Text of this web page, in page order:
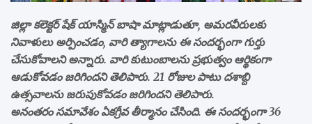
జిల్లా కలెక్టర్ షేక్ యాస్మిన్ బాషా మాట్లాడుతూ, అమరవీరులకు
నివాళులు అర్పించడం, వారి త్యాగాలను ఈ సందర్భంగా గుర్తు
చేసుకోవాలని అన్నారు. వారి కుటుంబాలను ప్రభుత్వం ఆర్థికంగా
ఆడుకోవడం జరిగిందని తెలిపారు. 21 రోజుల పాటు దశాబ్ది
ఉత్సవాలను జరుపుకోవడం జరిగిందని తెలిపారు.
అనంతరం సమావేశం ఏకగ్రీవ తీర్మానం చేసింది. ఈ సందర్భంగా 36